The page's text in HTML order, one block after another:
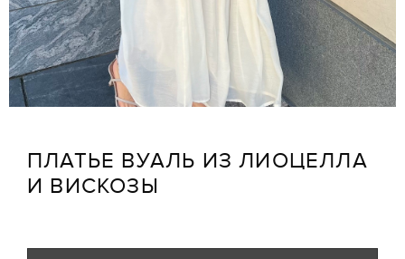
ПЛАТЬЕ ВУАЛЬ ИЗ ЛИОЦЕЛЛА
И ВИСКОЗЫ